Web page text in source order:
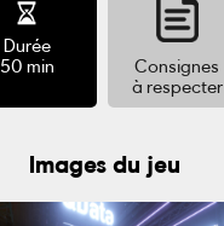
Durée
50 min
Consignes
à respecter
Images du jeu